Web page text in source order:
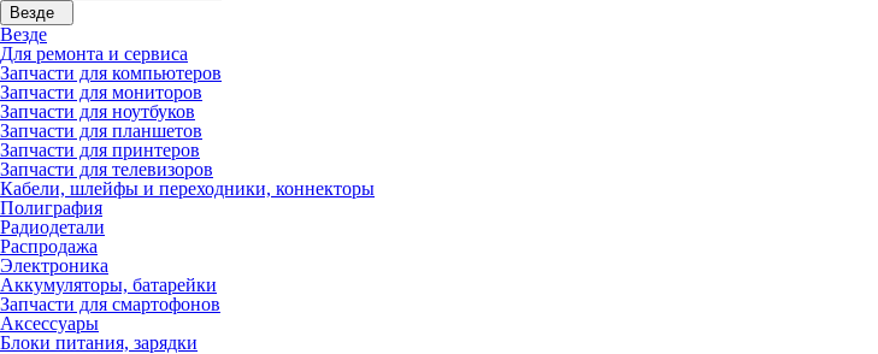
Везде
Везде
Для ремонта и сервиса
Запчасти для компьютеров
Запчасти для мониторов
Запчасти для ноутбуков
Запчасти для планшетов
Запчасти для принтеров
Запчасти для телевизоров
Кабели, шлейфы и переходники, коннекторы
Полиграфия
Радиодетали
Распродажа
Электроника
Аккумуляторы, батарейки
Запчасти для смартофонов
Аксессуары
Блоки питания, зарядки